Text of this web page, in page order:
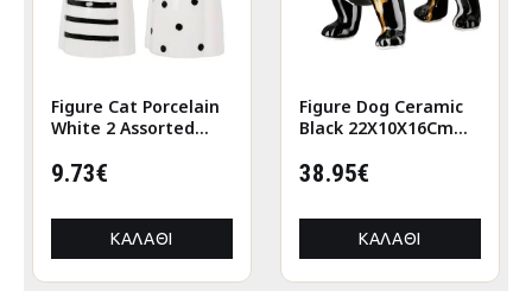
Figure Cat Porcelain
White 2 Assorted
9.73€
ΚΑΛΆΘΙ
Figure Dog Ceramic
Black 22X10X16Cm
38.95€
ΚΑΛΆΘΙ